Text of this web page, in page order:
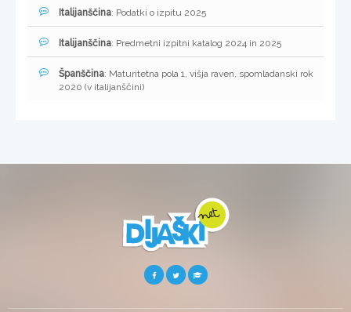
Italijanščina: Podatki o izpitu 2025
Italijanščina: Predmetni izpitni katalog 2024 in 2025
Španščina: Maturitetna pola 1, višja raven, spomladanski rok
2020 (v italijanščini)